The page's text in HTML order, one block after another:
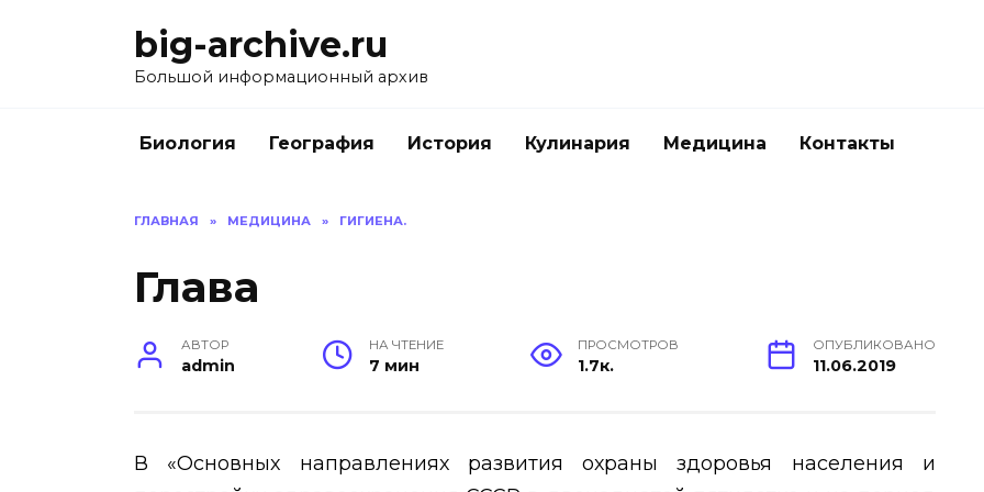
big-archive.ru
Большой информационный архив
Биология География История Кулинария Медицина Контакты
ГЛАВНАЯ » МЕДИЦИНА » ГИГИЕНА.
Глава
АВТОР
admin
НА ЧТЕНИЕ
7 мин
ПРОСМОТРОВ
1.7к.
ОПУБЛИКОВАНО
11.06.2019
В «Основных направлениях развития охраны здоровья населения и